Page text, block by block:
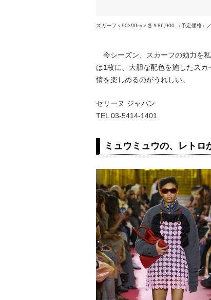
スカーフ＜90×90㎝＞各￥86,900 （予定価格）
今シーズン、スカーフの効力を
は1枚に、大胆な配色を施したス
情を楽しめるのがうれしい。
セリーヌ ジャパン
TEL 03-5414-1401
ミュウミュウの、レトロ